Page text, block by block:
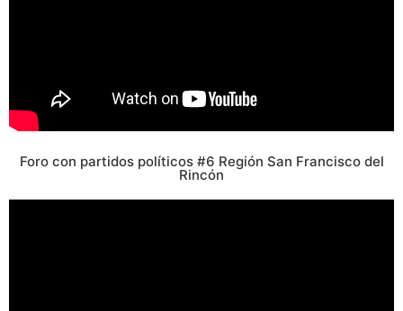
Foro con partidos políticos #6 Región San Francisco del
Rincón